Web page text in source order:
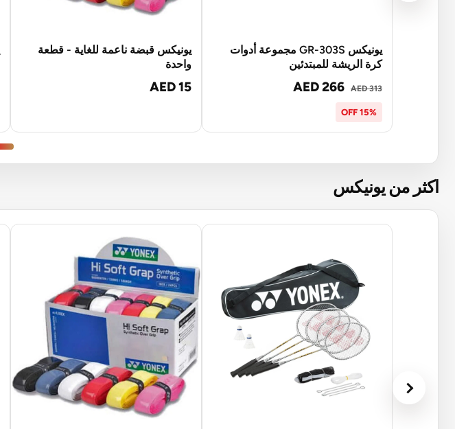
يونيكس GR-303S مجموعة أدوات
كرة الريشة للمبتدئين
AED 266 AED 313
15% OFF
يونيكس قبضة ناعمة للغاية - قطعة
واحدة
AED 15
اكثر من يونيكس